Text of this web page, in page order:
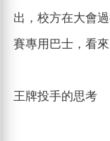
出，校方在大會
賽專用巴士，看
王牌投手的思考